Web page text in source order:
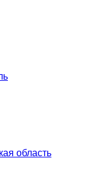
область